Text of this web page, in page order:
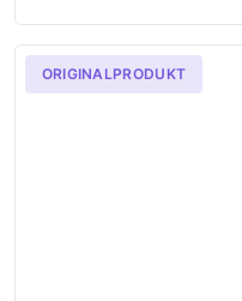
ORIGINALPRODUKT